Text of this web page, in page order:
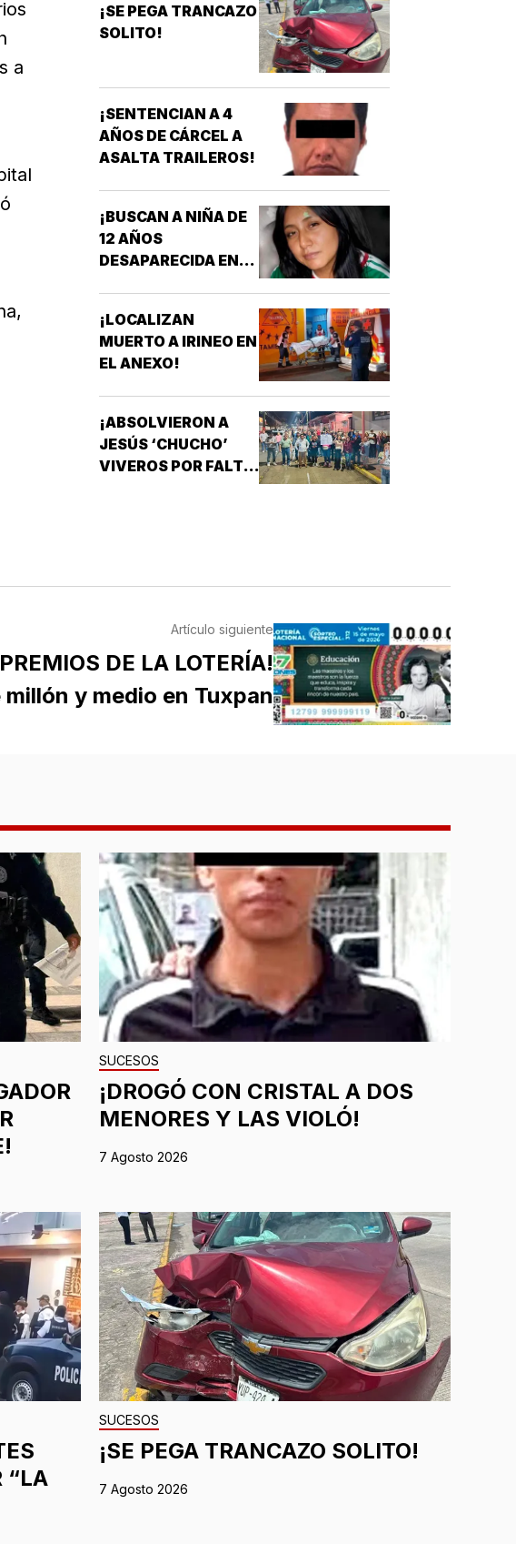
a
¡SE PEGA TRANCAZO
SOLITO!
¡SENTENCIAN A 4
AÑOS DE CÁRCEL A
ASALTA TRAILEROS!
¡BUSCAN A NIÑA DE
12 AÑOS
DESAPARECIDA EN
¡LOCALIZAN
MUERTO A IRINEO EN
EL ANEXO!
¡ABSOLVIERON A
JESÚS ‘CHUCHO’
VIVEROS POR FALTA
Artículo siguiente
DE LA LOTERÍA!
y medio en Tuxpan
SUCESOS
¡DROGÓ CON CRISTAL A DOS
MENORES Y LAS VIOLÓ!
7 Agosto 2026
“LA
SUCESOS
¡SE PEGA TRANCAZO SOLITO!
7 Agosto 2026